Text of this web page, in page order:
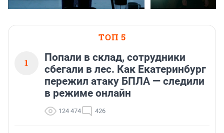
ТОП 5
1
Попали в склад, сотрудники
сбегали в лес. Как Екатеринбург
пережил атаку БПЛА — следили
в режиме онлайн
124 474 426